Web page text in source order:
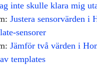
inte skulle klara mig
Justera sensorvärden i
Jämför två värden i
templates